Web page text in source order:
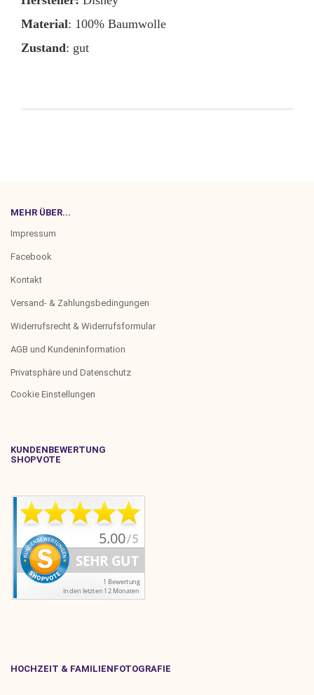
Material: 100% Baumwolle
Zustand: gut
MEHR ÜBER...
Impressum
Facebook
Kontakt
Versand- & Zahlungsbedingungen
Widerrufsrecht & Widerrufsformular
AGB und Kundeninformation
Privatsphäre und Datenschutz
Cookie Einstellungen
KUNDENBEWERTUNG
SHOPVOTE
HOCHZEIT & FAMILIENFOTOGRAFIE